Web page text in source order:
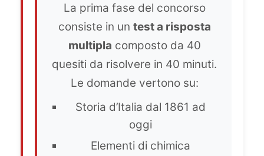
La prima fase del concorso
consiste in un test a risposta
multipla composto da 40
quesiti da risolvere in 40 minuti.
Le domande vertono su:
Storia d’Italia dal 1861 ad
oggi
Elementi di chimica